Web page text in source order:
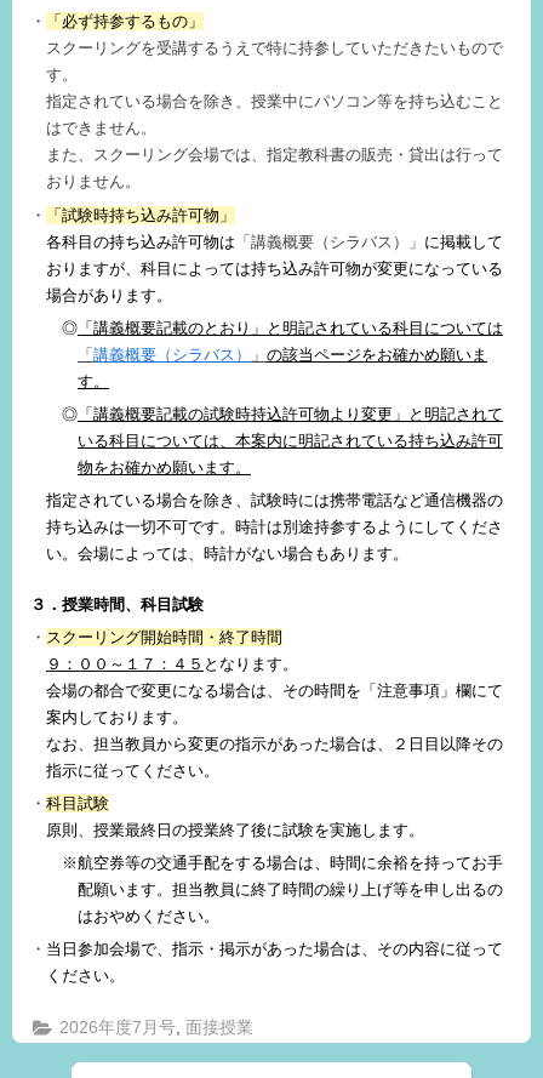
「必ず持参するもの」
スクーリングを受講するうえで特に持参していただきたいもので
す。
指定されている場合を除き、授業中にパソコン等を持ち込むこと
はできません。
また、スクーリング会場では、指定教科書の販売・貸出は行って
おりません。
「試験時持ち込み許可物」
各科目の持ち込み許可物は 「講義概要（シラバス）」 に掲載して
おりますが、科目によっては持ち込み許可物が変更になっている
場合があります。
◎ 「講義概要記載のとおり」と明記されている科目については
「 講義概要（シラバス） 」 の該当ページをお確かめ願いま
す。
◎ 「講義概要記載の試験時持込許可物より変更」と明記されて
いる科目については、本案内に明記されている持ち込み許可
物をお確かめ願います。
指定されている場合を除き、 試験時には携帯電話など通信機器の
持ち込みは一切不可です。時計は別途持参するようにしてくださ
い。会場によっては、時計がない場合もあります。
３．授業時間、科目試験
スクーリング開始時間・終了時間
９：００～１７：４５ となります。
会場の都合で変更になる場合は、その時間を「注意事項」欄にて
案内しております。
なお、担当教員から変更の指示があった場合は、２日目以降その
指示に従ってください。
科目試験
原則、授業最終日の授業終了後に試験を実施します。
※航空券等の交通手配をする場合は、時間に余裕を持ってお手
配願います。担当教員に終了時間の繰り上げ等を申し出るの
はおやめください。
当日参加会場で、指示・掲示があった場合は、その内容に従って
ください。
2026年度7月号 面接授業